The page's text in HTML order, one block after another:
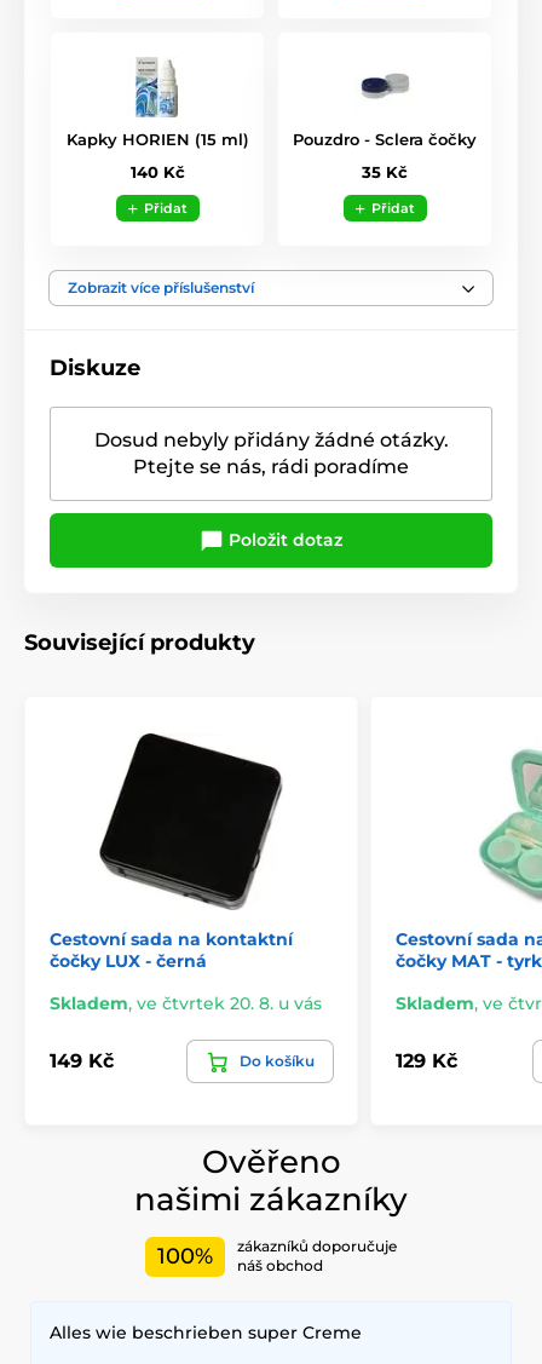
Kapky HORIEN (15 ml)
140 Kč
Přidat
Pouzdro - Sclera čočky
35 Kč
Přidat
Zobrazit více příslušenství
Diskuze
Dosud nebyly přidány žádné otázky.
Ptejte se nás, rádi poradíme
Položit dotaz
Související produkty
Cestovní sada na kontaktní
čočky LUX - černá
Skladem, ve čtvrtek 20. 8. u vás
149 Kč Do košíku
Cestovní sada
čočky MAT -
Skladem, ve
129 Kč
Ověřeno
našimi zákazníky
100%
zákazníků doporučuje
náš obchod
Alles wie beschrieben super Creme